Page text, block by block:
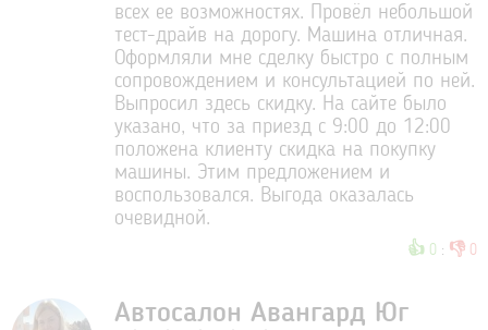
всех ее возможностях. Провёл небольшой
тест-драйв на дорогу. Машина отличная.
Оформляли мне сделку быстро с полным
сопровождением и консультацией по ней.
Выпросил здесь скидку. На сайте было
указано, что за приезд с 9:00 до 12:00
положена клиенту скидка на покупку
машины. Этим предложением и
воспользовался. Выгода оказалась
очевидной.
👍 0 : 👎 0
Автосалон Авангард Юг